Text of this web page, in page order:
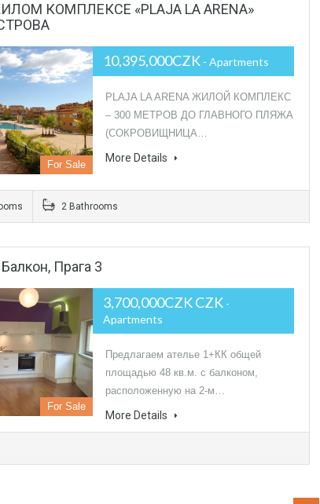
КОМПЛЕКСЕ «PLAJA LA ARENA»
For Sale
10,395,000CZK - Apartments
PLAJA LA ARENA ЖИЛОЙ КОМПЛЕКС
– 300 МЕТРОВ ДО ГЛАВНОГО ПЛЯЖА
(СОКРОВИЩНИЦА…
More Details
2 Bathrooms
Прага 3
For Sale
3,700,000CZK CZK -
Apartments
Предлагаем ателье 1+КК общей
площадью 48 кв.м. с балконом,
расположенную на 2-м…
More Details